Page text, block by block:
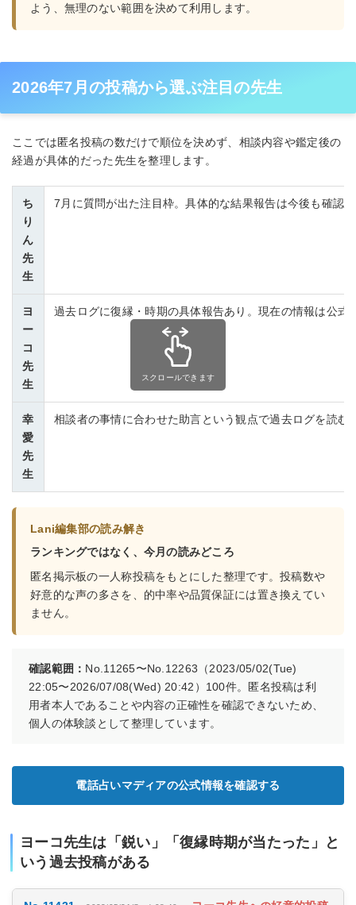
よう、無理のない範囲を決めて利用します。
2026年7月の投稿から選ぶ注目の先生
ここでは匿名投稿の数だけで順位を決めず、相談内容や鑑定後の
経過が具体的だった先生を整理します。
ち
り
ん
先
生
7月に質問が出た注目枠。具体的な結果報告は今後も確認。
ヨ
ー
コ
先
生
過去ログに復縁・時期の具体報告あり。現在の情報は公式
幸
愛
先
生
相談者の事情に合わせた助言という観点で過去ログを読む
スクロールできます
Lani編集部の読み解き
ランキングではなく、今月の読みどころ
匿名掲示板の一人称投稿をもとにした整理です。投稿数や
好意的な声の多さを、的中率や品質保証には置き換えてい
ません。
確認範囲： No.11265〜No.12263（2023/05/02(Tue)
22:05〜2026/07/08(Wed) 20:42）100件。匿名投稿は利
用者本人であることや内容の正確性を確認できないため、
個人の体験談として整理しています。
電話占いマディアの公式情報を確認する
ヨーコ先生は「鋭い」「復縁時期が当たった」と
いう過去投稿がある